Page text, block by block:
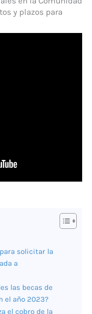
y plazos para
solicitar la
a
las becas de
el año 2023?
el cobro de la